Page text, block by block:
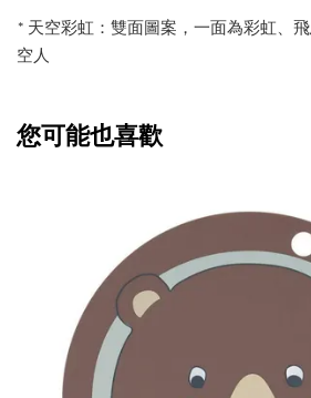
* 天空彩虹：雙面圖案，一面為彩虹、
空人
您可能也喜歡